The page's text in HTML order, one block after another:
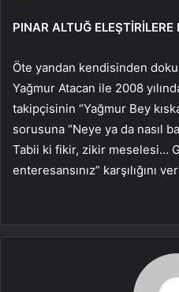
PINAR ALTUĞ
Öte yandan kendisinden
Yağmur Atacan ile 2008
takipçisinin “Yağmur Bey
sorusuna “Neye ya da nasıl
Tabii ki fikir, zikir meselesi…
enteresansınız” karşılığını